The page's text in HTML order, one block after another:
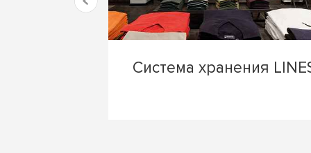
Система хранения